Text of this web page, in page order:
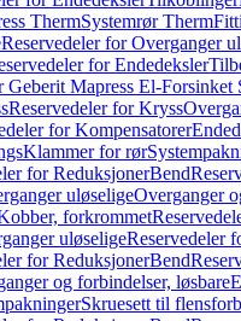
ThermSystemrør Therm
Reservedeler for Overganger
for Endedeksler
Geberit Mapress El-Forsinket
Reservedeler for Kryss
for Kompensatorer
Klammer for rør
for ReduksjonerBend
uløseligeOverganger
forkrommet
uløseligeReservedeler
for ReduksjonerBend
og forbindelser, løsbare
Skruesett til